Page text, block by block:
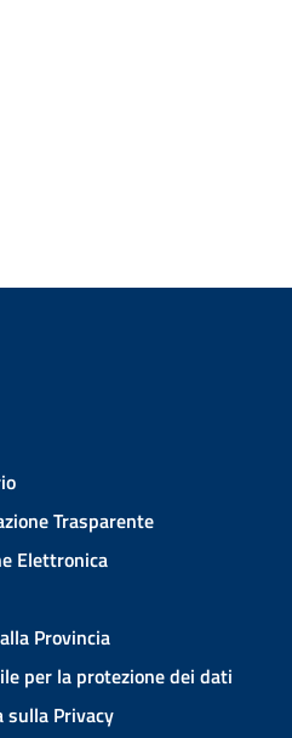
Trasparente
Elettronica
Provincia
per la protezione dei dati
sulla Privacy